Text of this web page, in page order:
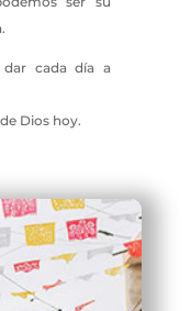
dar cada día a
Dios hoy.